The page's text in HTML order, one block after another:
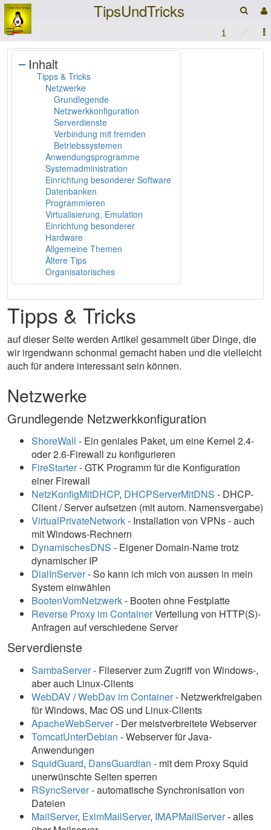
TipsUndTricks
☰
Inhalt
Tipps & Tricks
Netzwerke
Grundlegende
Netzwerkkonfiguration
Serverdienste
Verbindung mit fremden
Betriebssystemen
Anwendungsprogramme
Systemadministration
Einrichtung besonderer Software
Datenbanken
Programmieren
Virtualisierung, Emulation
Einrichtung besonderer
Hardware
Allgemeine Themen
Ältere Tips
Organisatorisches
Tipps & Tricks
auf dieser Seite werden Artikel gesammelt über Dinge, die
wir irgendwann schonmal gemacht haben und die vielleicht
auch für andere interessant sein können.
Netzwerke
Grundlegende Netzwerkkonfiguration
ShoreWall - Ein geniales Paket, um eine Kernel 2.4-
oder 2.6-Firewall zu konfigurieren
FireStarter- GTK Programm für die Konfiguration
einer Firewall
NetzKonfigMitDHCP, DHCPServerMitDNS - DHCP-
Client / Server aufsetzen (mit autom. Namensvergabe)
VirtualPrivateNetwork- Installation von VPNs - auch
mit Windows-Rechnern
DynamischesDNS - Eigener Domain-Name trotz
dynamischer IP
DialInServer- So kann ich mich von aussen in mein
System einwählen
BootenVomNetzwerk- Booten ohne Festplatte
Reverse Proxy im ContainerVerteilung von HTTP(S)-
Anfragen auf verschiedene Server
Serverdienste
SambaServer- Fileserver zum Zugriff von Windows-,
aber auch Linux-Clients
WebDAV/WebDav im Container- Netzwerkfreigaben
für Windows, Mac OS und Linux-Clients
ApacheWebServer- Der meistverbreitete Webserver
TomcatUnterDebian - Webserver für Java-
Anwendungen
SquidGuard, DansGuardian - mit dem Proxy Squid
unerwünschte Seiten sperren
RSyncServer- automatische Synchronisation von
Dateien
MailServer, EximMailServer, IMAPMailServer- alles